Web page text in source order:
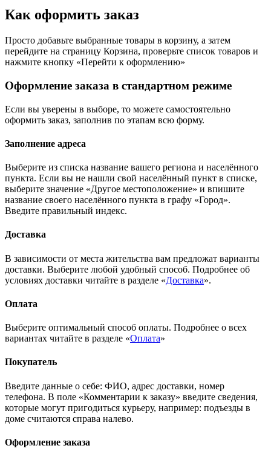
Как оформить заказ
Просто добавьте выбранные товары в корзину, а затем
перейдите на страницу Корзина, проверьте список товаров и
нажмите кнопку «Перейти к оформлению»
Оформление заказа в стандартном режиме
Если вы уверены в выборе, то можете самостоятельно
оформить заказ, заполнив по этапам всю форму.
Заполнение адреса
Выберите из списка название вашего региона и населённого
пункта. Если вы не нашли свой населённый пункт в списке,
выберите значение «Другое местоположение» и впишите
название своего населённого пункта в графу «Город».
Введите правильный индекс.
Доставка
В зависимости от места жительства вам предложат варианты
доставки. Выберите любой удобный способ. Подробнее об
условиях доставки читайте в разделе «Доставка».
Оплата
Выберите оптимальный способ оплаты. Подробнее о всех
вариантах читайте в разделе «Оплата»
Покупатель
Введите данные о себе: ФИО, адрес доставки, номер
телефона. В поле «Комментарии к заказу» введите сведения,
которые могут пригодиться курьеру, например: подъезды в
доме считаются справа налево.
Оформление заказа